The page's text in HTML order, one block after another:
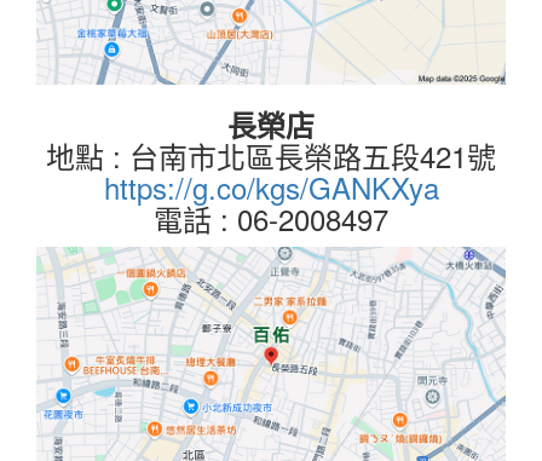
長榮店
地點 : 台南市北區長榮路五段421號
https://g.co/kgs/GANKXya
電話 : 06-2008497